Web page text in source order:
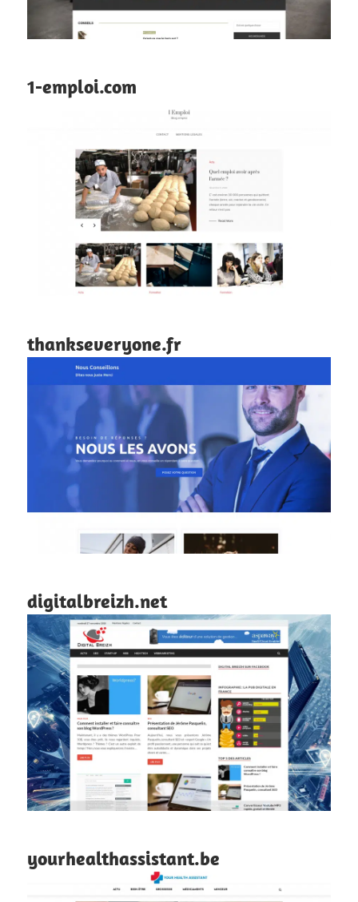
1-emploi.com
thankseveryone.fr
digitalbreizh.net
yourhealthassistant.be